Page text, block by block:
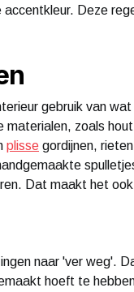
Deze
gebruik van
materialen, zoals
plisse gordijnen,
Dat maakt het
naar 'ver weg'.
hoeft te